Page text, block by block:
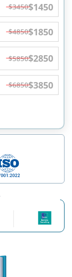
$3450$1450
$4850$1850
$5850$2850
$6850$3850